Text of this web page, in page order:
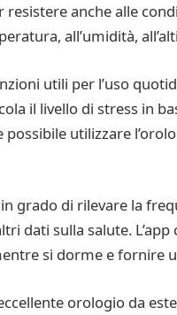
anche alle
all’umidità,
utili per l’uso
il livello di stress in
possibile utilizzare
grado di rilevare la
dati sulla salute.
si dorme e
orologio da